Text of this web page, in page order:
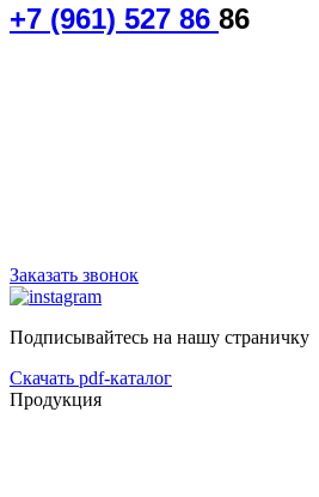
+7 (961) 527 86 86
Заказать звонок
Подписывайтесь на нашу страничку
Скачать pdf-каталог
Продукция